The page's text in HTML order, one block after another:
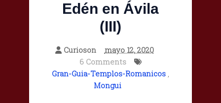
Edén en Ávila
(III)
Curioson
mayo 12, 2020
6 Comments
Gran-Guia-Templos-Romanicos ,
Mongui